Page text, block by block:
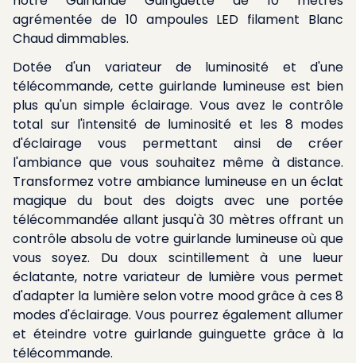
agrémentée de 10 ampoules LED filament Blanc
Chaud dimmables.
Dotée d'un variateur de luminosité et d'une
télécommande, cette guirlande lumineuse est bien
plus qu'un simple éclairage. Vous avez le contrôle
total sur l'intensité de luminosité et les 8 modes
d'éclairage vous permettant ainsi de créer
l'ambiance que vous souhaitez même à distance.
Transformez votre ambiance lumineuse en un éclat
magique du bout des doigts avec une portée
télécommandée allant jusqu'à 30 mètres offrant un
contrôle absolu de votre guirlande lumineuse où que
vous soyez. Du doux scintillement à une lueur
éclatante, notre variateur de lumière vous permet
d'adapter la lumière selon votre mood grâce à ces 8
modes d'éclairage. Vous pourrez également allumer
et éteindre votre guirlande guinguette grâce à la
télécommande.